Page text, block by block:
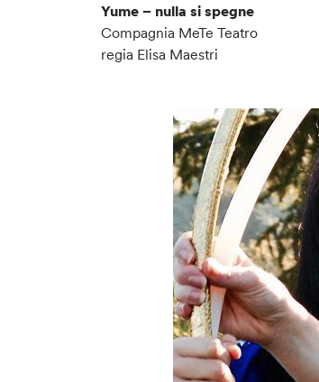
Yume – nulla si spegne
Compagnia MeTe Teatro
regia Elisa Maestri